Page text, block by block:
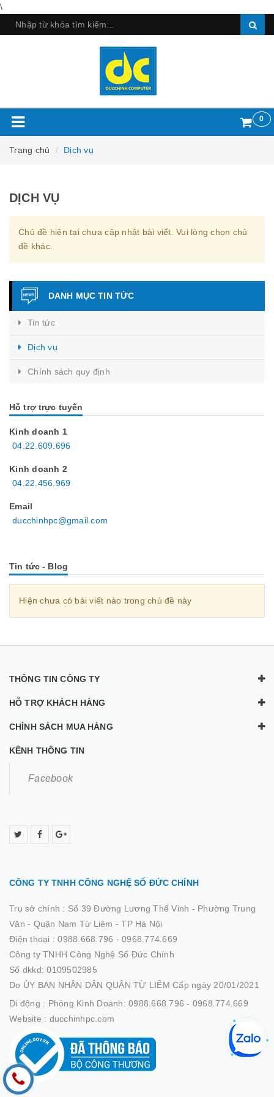
\
0
Trang chủ Dịch vụ
DỊCH VỤ
Chủ đề hiện tại chưa cập nhật bài viết. Vui lòng chọn chủ
đề khác.
DANH MỤC TIN TỨC
Tin tức
Dịch vụ
Chính sách quy định
Hỗ trợ trực tuyến
Kinh doanh 1
04.22.609.696
Kinh doanh 2
04.22.456.969
Email
ducchinhpc@gmail.com
Tin tức - Blog
Hiện chưa có bài viết nào trong chủ đề này
THÔNG TIN CÔNG TY
HỖ TRỢ KHÁCH HÀNG
CHÍNH SÁCH MUA HÀNG
KÊNH THÔNG TIN
Facebook
CÔNG TY TNHH CÔNG NGHỆ SỐ ĐỨC CHÍNH
Trụ sở chính : Số 39 Đường Lương Thế Vinh - Phường Trung
Văn - Quận Nam Từ Liêm - TP Hà Nội
Điện thoại :0988.668.796 - 0968.774.669
Công ty TNHH Công Nghệ Số Đức Chính
Số dkkd: 0109502985
Do ỦY BAN NHÂN DÂN QUẬN TỪ LIÊM Cấp ngày 20/01/2021
Di động : Phòng Kinh Doanh: 0988.668.796 - 0968.774.669
Website : ducchinhpc.com